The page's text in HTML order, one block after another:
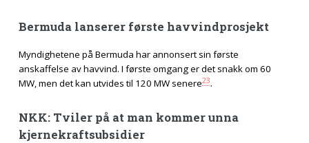
Bermuda lanserer første havvindprosjekt
Myndighetene på Bermuda har annonsert sin første
anskaffelse av havvind. I første omgang er det snakk om 60
MW, men det kan utvides til 120 MW senere23.
NKK: Tviler på at man kommer unna
kjernekraftsubsidier